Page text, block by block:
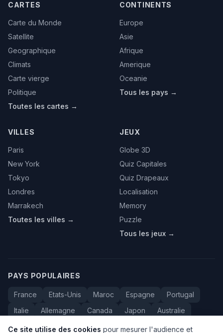
CARTES
Carte du Monde
Satellite
Geographique
Climats
Carte vierge
Politique
Toutes les cartes →
CONTINENTS
Europe
Asie
Afrique
Amerique
Oceanie
Tous les pays →
VILLES
Paris
New York
Tokyo
Londres
Marrakech
Toutes les villes →
JEUX
Globe 3D
Quiz Capitales
Quiz Drapeaux
Localisation
Memory
Puzzle
Tous les jeux →
PAYS POPULAIRES
France Etats-Unis Maroc Espagne
Portugal
Italie
Allemagne Canada Japon
Australie
Bresil
Algerie Tunisie Belgique Drapeaux
Ce site utilise des cookies pour mesurer l'audience et